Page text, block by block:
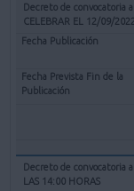
Decreto de convocatoria
CELEBRAR EL 12/09/
Decreto de convocatoria
LAS 14:00 HORAS